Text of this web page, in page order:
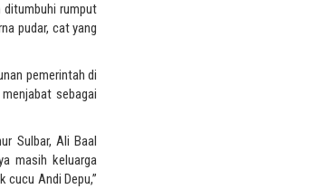
ditumbuhi rumput
pudar, cat yang
pemerintah di
sebagai
Sulbar, Ali Baal
masih keluarga
cucu Andi Depu,”